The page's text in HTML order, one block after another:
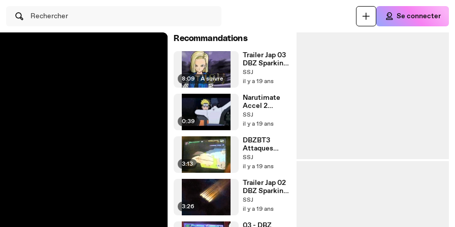
Rechercher Se connecter
Recommandations
8:09 | À suivre
Trailer Jap 03
DBZ Sparking!
METEOR
SSJ
il y a 19 ans
0:39
Narutimate
Accel 2
PROMO
SSJ
il y a 19 ans
3:13
DBZBT3
Attaques
spéciales
Partie 2
SSJ
il y a 19 ans
3:26
Trailer Jap 02
DBZ Sparking!
METEOR
(HQ)
SSJ
il y a 19 ans